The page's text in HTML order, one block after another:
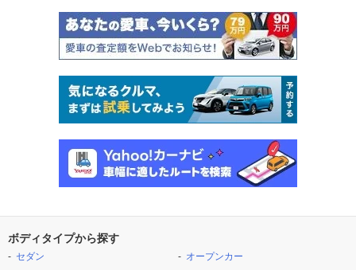
ボディタイプから探す
セダン
オープンカー